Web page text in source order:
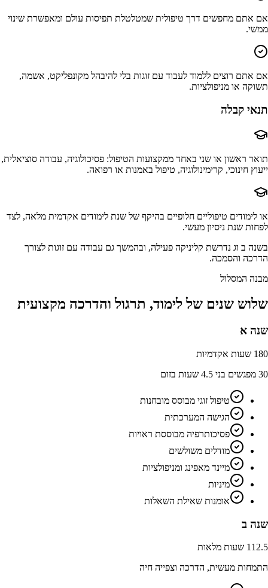
אם אתם מחפשים דרך טיפולית שמטלטלת תפיסות עולם ומאפשרת שינוי
ממשי.
אם אתם רוצים ללמוד לעבוד עם זוגות בלי להיבהל מקונפליקט, אשמה,
תשוקה או מניפולציות.
תנאי קבלה
תואר ראשון או שני באחד ממקצועות הטיפול: פסיכולוגיה, עבודה סוציאלית,
ייעוץ חינוכי, קרימינולוגיה, טיפול באמנות או רפואה.
או לימודים טיפוליים חלופיים בהיקף של שנת לימודים אקדמית מלאה, לצד
לפחות שנת ניסיון מעשי.
בשנה ב וג נדרשת קליניקה פעילה, ובהמשך גם עבודה עם זוגות לצורך
הדרכה והסמכה.
מבנה המסלול
שלוש שנים של לימוד, תרגול והדרכה מקצועית
שנה א
180 שעות אקדמיות
30 מפגשים בני 4.5 שעות בזום
טיפול זוגי מבוסס מובחנות
הגישה המערכתית
פסיכותרפיה מבוססת ראויות
מודלים משולשים
מיינד מאפינג ומניפולציות
מיניות
אומנות שאילת השאלות
שנה ב
112.5 שעות מלאות
התמחות מעשית, הדרכה וצפייה חיה